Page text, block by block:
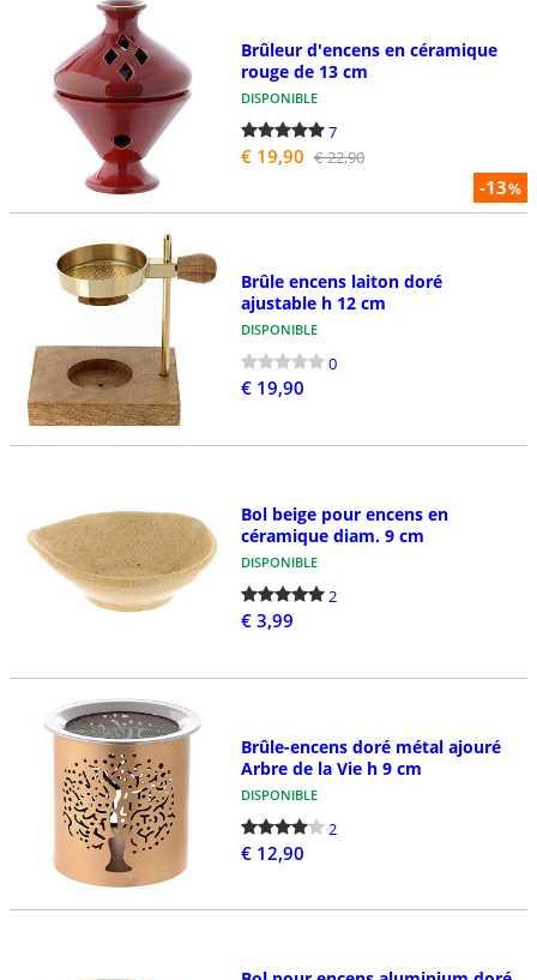
-13%
Brûleur d'encens en céramique
rouge de 13 cm
DISPONIBLE
7
€ 19,90 € 22,90
Brûle encens laiton doré
ajustable h 12 cm
DISPONIBLE
0
€ 19,90
Bol beige pour encens en
céramique diam. 9 cm
DISPONIBLE
2
€ 3,99
Brûle-encens doré métal ajouré
Arbre de la Vie h 9 cm
DISPONIBLE
2
€ 12,90